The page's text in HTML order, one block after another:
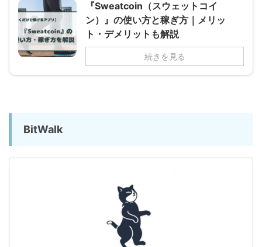
『Sweatcoin（スウェットコイ
ン）』の使い方と稼ぎ方｜メリッ
ト・デメリットも解説
続きを見る
BitWalk